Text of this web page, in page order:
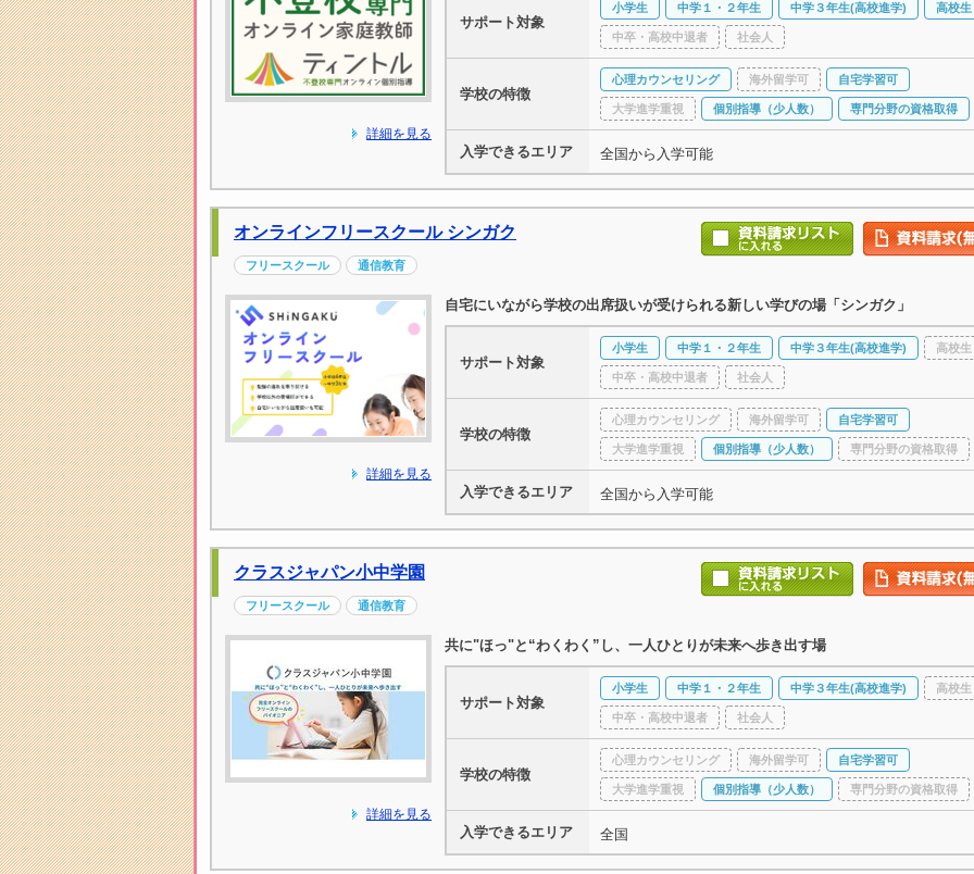
詳細を見る
サポート対象
小学生 中学１・２年生 中学３年生(高校進学) 高校生
中卒・高校中退者 社会人
学校の特徴
心理カウンセリング 海外留学可 自宅学習可
大学進学重視 個別指導（少人数） 専門分野の資格取得
入学できるエリア 全国から入学可能
オンラインフリースクール シンガク
フリースクール 通信教育
詳細を見る
自宅にいながら学校の出席扱いが受けられる新しい学びの場「シンガク」
サポート対象
小学生 中学１・２年生 中学３年生(高校進学) 高校生
中卒・高校中退者 社会人
学校の特徴
心理カウンセリング 海外留学可 自宅学習可
大学進学重視 個別指導（少人数） 専門分野の資格取得
入学できるエリア 全国から入学可能
クラスジャパン小中学園
フリースクール 通信教育
詳細を見る
共に"ほっ"と“わくわく”し、一人ひとりが未来へ歩き出す場
サポート対象
小学生 中学１・２年生 中学３年生(高校進学) 高校生
中卒・高校中退者 社会人
学校の特徴
心理カウンセリング 海外留学可 自宅学習可
大学進学重視 個別指導（少人数） 専門分野の資格取得
入学できるエリア 全国